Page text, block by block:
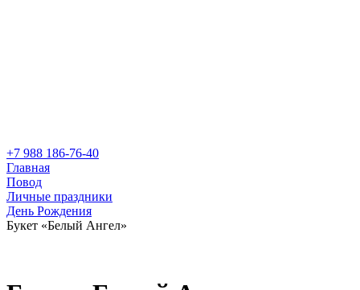
+7 988 186-76-40
Главная
Повод
Личные праздники
День Рождения
Букет «Белый Ангел»